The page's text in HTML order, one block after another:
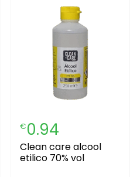
€0.94
clean care alcool
etilico 70% vol